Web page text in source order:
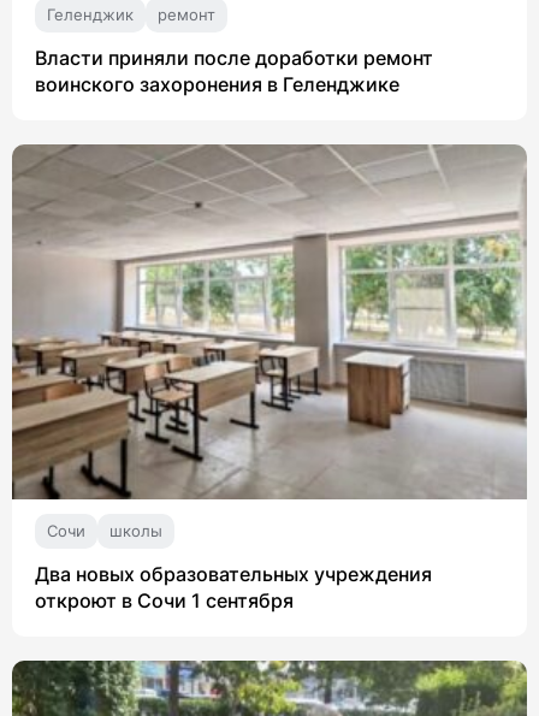
Геленджик ремонт
Власти приняли после доработки ремонт
воинского захоронения в Геленджике
Сочи школы
Два новых образовательных учреждения
откроют в Сочи 1 сентября